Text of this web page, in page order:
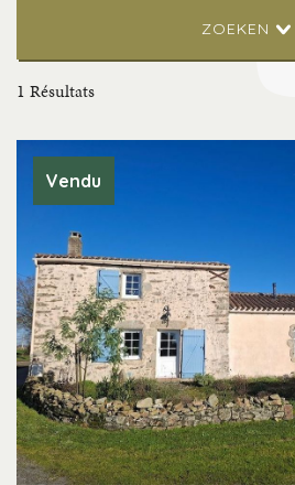
ZOEKEN
1 Résultats
Vendu